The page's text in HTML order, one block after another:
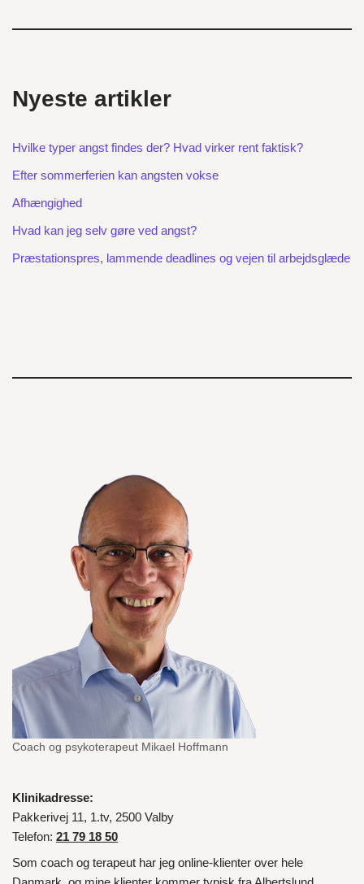
Nyeste artikler
Hvilke typer angst findes der? Hvad virker rent faktisk?
Efter sommerferien kan angsten vokse
Afhængighed
Hvad kan jeg selv gøre ved angst?
Præstationspres, lammende deadlines og vejen til arbejdsglæde
Coach og psykoterapeut Mikael Hoffmann
Klinikadresse:
Pakkerivej 11, 1.tv, 2500 Valby
Telefon: 21 79 18 50
Som coach og terapeut har jeg online-klienter over hele